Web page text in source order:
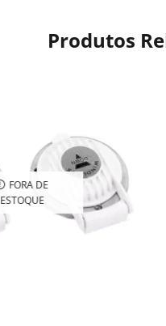
Produtos
FORA DE
ESTOQUE